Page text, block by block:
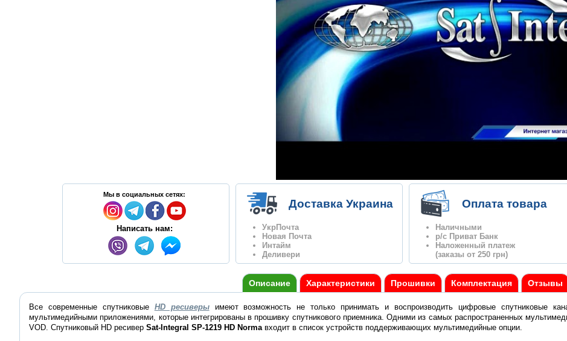
Мы в социальных сетях:
Написать нам:
Доставка Украина
УкрПочта
Новая Почта
Интайм
Деливери
Оплата товара
Наличными
р/с Приват Банк
Наложенный платеж
(заказы от 250 грн)
Описание Характеристики Прошивки Комплектация Отзывы
Все современные спутниковые HD ресиверыимеют возможность не только принимать и воспроизводить цифровые спутниковые
мультимедийными приложениями, которые интегрированы в прошивку спутникового приемника. Одними из самых распространенных
VOD. Спутниковый HD ресивер Sat-Integral SP-1219 HD Norma входит в список устройств поддерживающих мультимедийные опции.